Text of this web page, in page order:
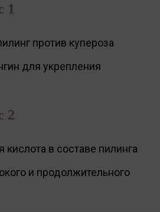
1
против купероза
для укрепления
2
кислота в составе пилинга
и продолжительного